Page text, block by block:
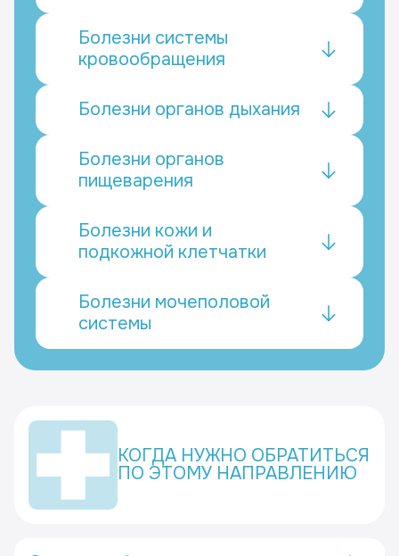
Болезни системы
кровообращения
Болезни органов дыхания
Болезни органов
пищеварения
Болезни кожи и
подкожной клетчатки
Болезни мочеполовой
системы
КОГДА НУЖНО ОБРАТИТЬСЯ
ПО ЭТОМУ НАПРАВЛЕНИЮ